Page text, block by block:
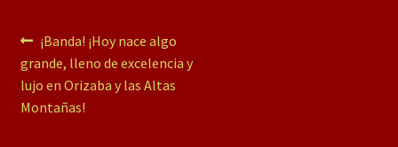
Navegación
de
entradas
Entrada
anterior:
¡Banda! ¡Hoy nace algo
grande, lleno de excelencia y
lujo en Orizaba y las Altas
Montañas!